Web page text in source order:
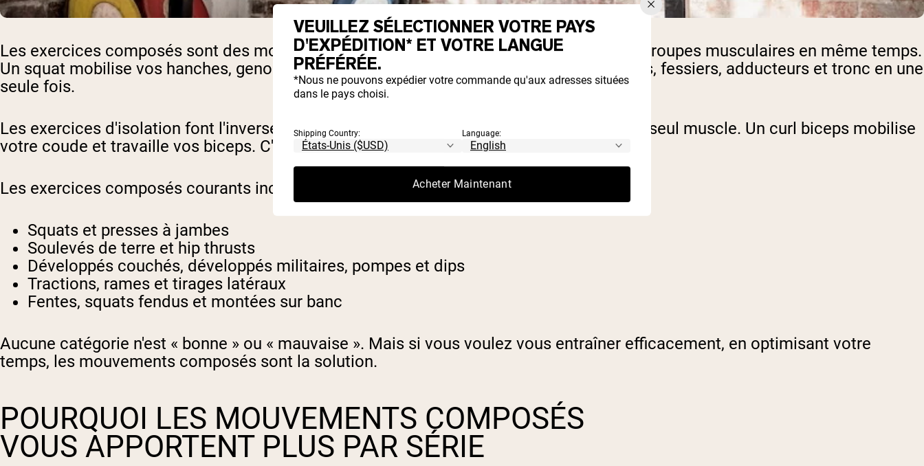
Les exercices composés sont des mouvements qui sollicitent plusieurs articulations et groupes musculaires en même temps.
Un squat mobilise vos hanches, genoux et chevilles ensemble, et travaille vos quadriceps, fessiers, adducteurs et tronc en une
seule fois.
Les exercices d'isolation font l'inverse : ils mobilisent une seule articulation et ciblent un seul muscle. Un curl biceps mobilise
votre coude et travaille vos biceps. C'est tout.
Les exercices composés courants incluent :
Squats et presses à jambes
Soulevés de terre et hip thrusts
Développés couchés, développés militaires, pompes et dips
Tractions, rames et tirages latéraux
Fentes, squats fendus et montées sur banc
Aucune catégorie n'est « bonne » ou « mauvaise ». Mais si vous voulez vous entraîner efficacement, en optimisant votre
temps, les mouvements composés sont la solution.
POURQUOI LES MOUVEMENTS COMPOSÉS
VOUS APPORTENT PLUS PAR SÉRIE
VEUILLEZ SÉLECTIONNER VOTRE PAYS
D'EXPÉDITION* ET VOTRE LANGUE
PRÉFÉRÉE.
*Nous ne pouvons expédier votre commande qu'aux adresses situées
dans le pays choisi.
Shipping Country: Language:
Acheter Maintenant